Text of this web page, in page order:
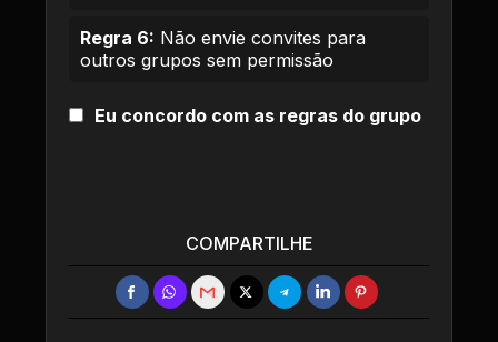
Regra 6: Não envie convites para
outros grupos sem permissão
Eu concordo com as regras do grupo
COMPARTILHE